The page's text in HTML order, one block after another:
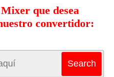
que desea
convertidor: